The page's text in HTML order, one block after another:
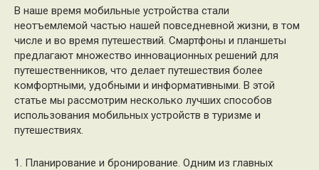
В наше время мобильные устройства стали
неотъемлемой частью нашей повседневной жизни, в том
числе и во время путешествий. Смартфоны и планшеты
предлагают множество инновационных решений для
путешественников, что делает путешествия более
комфортными, удобными и информативными. В этой
статье мы рассмотрим несколько лучших способов
использования мобильных устройств в туризме и
путешествиях.
1. Планирование и бронирование. Одним из главных